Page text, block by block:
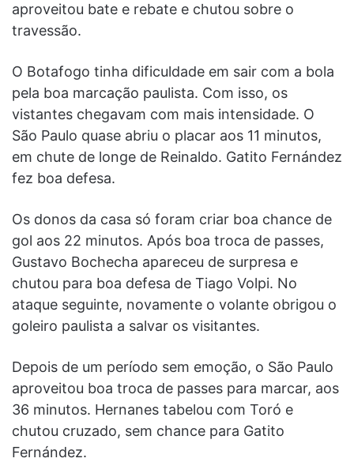
aproveitou bate e rebate e chutou sobre o
travessão.
O Botafogo tinha dificuldade em sair com a bola
pela boa marcação paulista. Com isso, os
vistantes chegavam com mais intensidade. O
São Paulo quase abriu o placar aos 11 minutos,
em chute de longe de Reinaldo. Gatito Fernández
fez boa defesa.
Os donos da casa só foram criar boa chance de
gol aos 22 minutos. Após boa troca de passes,
Gustavo Bochecha apareceu de surpresa e
chutou para boa defesa de Tiago Volpi. No
ataque seguinte, novamente o volante obrigou o
goleiro paulista a salvar os visitantes.
Depois de um período sem emoção, o São Paulo
aproveitou boa troca de passes para marcar, aos
36 minutos. Hernanes tabelou com Toró e
chutou cruzado, sem chance para Gatito
Fernández.